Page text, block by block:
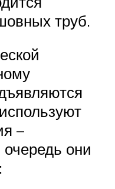
труб.
–
они